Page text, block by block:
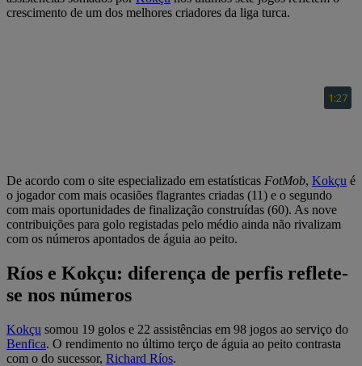
crescimento de um dos melhores criadores da liga turca.
De acordo com o site especializado em estatísticas FotMob, Kokçu é
o jogador com mais ocasiões flagrantes criadas (11) e o segundo
com mais oportunidades de finalização construídas (60). As nove
contribuições para golo registadas pelo médio ainda não rivalizam
com os números apontados de águia ao peito.
Ríos e Kokçu: diferença de perfis reflete-
se nos números
Kokçu somou 19 golos e 22 assistências em 98 jogos ao serviço do
Benfica. O rendimento no último terço de águia ao peito contrasta
com o do sucessor, Richard Ríos.